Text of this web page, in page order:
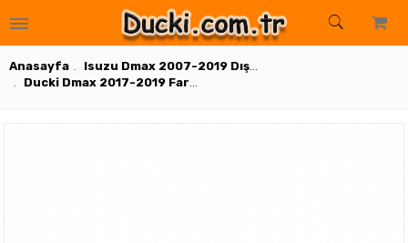
Anasayfa
Isuzu Dmax 2007-2019 Dış Aksesuarlar
Ducki Dmax 2017-2019 Far Çerçevesi 2 (ABS Plastik)